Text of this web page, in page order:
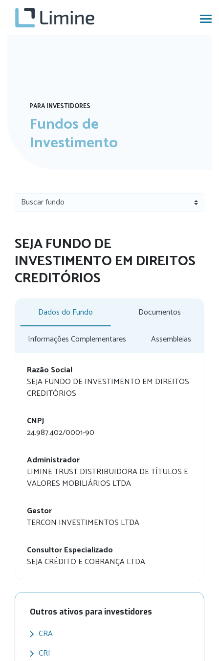
PARA INVESTIDORES
Fundos de
Investimento
SEJA FUNDO DE
INVESTIMENTO EM DIREITOS
CREDITÓRIOS
Dados do Fundo Documentos
Informações Complementares Assembleias
Razão Social
SEJA FUNDO DE INVESTIMENTO EM DIREITOS
CREDITÓRIOS
CNPJ
24.987.402/0001-90
Administrador
LIMINE TRUST DISTRIBUIDORA DE TÍTULOS E
VALORES MOBILIÁRIOS LTDA
Gestor
TERCON INVESTIMENTOS LTDA
Consultor Especializado
SEJA CRÉDITO E COBRANÇA LTDA
Outros ativos para investidores
CRA
CRI